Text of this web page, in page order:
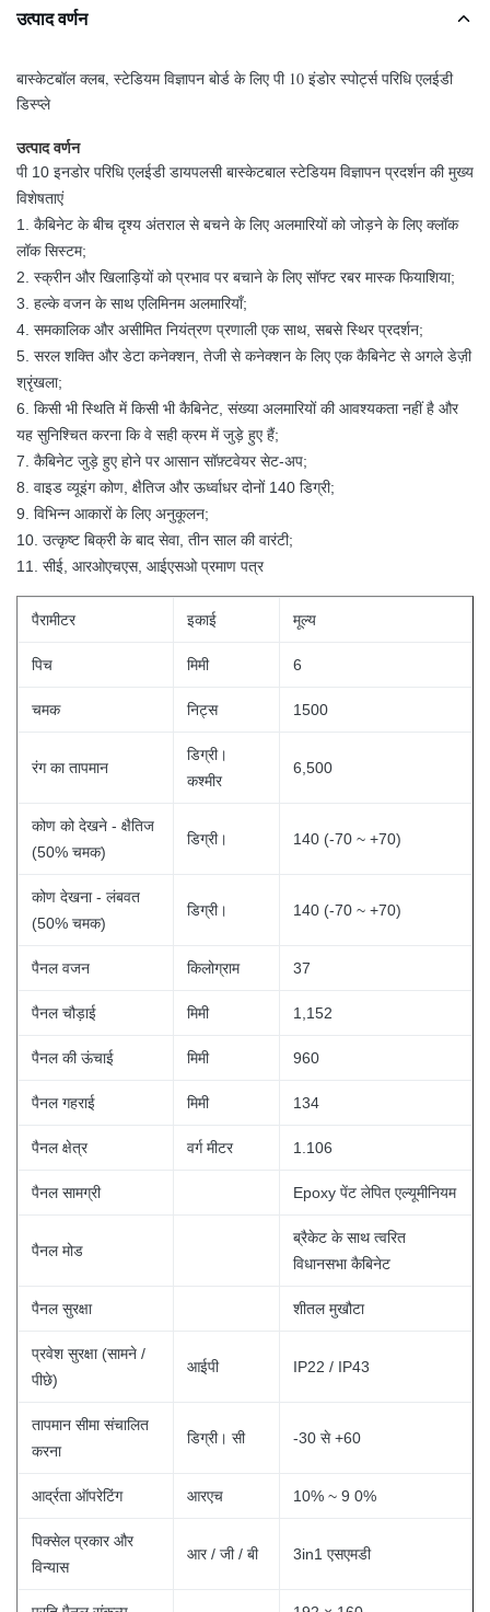
उत्पाद वर्णन
बास्केटबॉल क्लब, स्टेडियम विज्ञापन बोर्ड के लिए पी 10 इंडोर स्पोर्ट्स परिधि एलईडी
डिस्प्ले
उत्पाद वर्णन
पी 10 इनडोर परिधि एलईडी डायपलसी बास्केटबाल स्टेडियम विज्ञापन प्रदर्शन की मुख्य
विशेषताएं
1. कैबिनेट के बीच दृश्य अंतराल से बचने के लिए अलमारियों को जोड़ने के लिए क्लॉक
लॉक सिस्टम;
2. स्क्रीन और खिलाड़ियों को प्रभाव पर बचाने के लिए सॉफ्ट रबर मास्क फियाशिया;
3. हल्के वजन के साथ एलिमिनम अलमारियाँ;
4. समकालिक और असीमित नियंत्रण प्रणाली एक साथ, सबसे स्थिर प्रदर्शन;
5. सरल शक्ति और डेटा कनेक्शन, तेजी से कनेक्शन के लिए एक कैबिनेट से अगले डेज़ी
श्रृंखला;
6. किसी भी स्थिति में किसी भी कैबिनेट, संख्या अलमारियों की आवश्यकता नहीं है और
यह सुनिश्चित करना कि वे सही क्रम में जुड़े हुए हैं;
7. कैबिनेट जुड़े हुए होने पर आसान सॉफ़्टवेयर सेट-अप;
8. वाइड व्यूइंग कोण, क्षैतिज और ऊर्ध्वाधर दोनों 140 डिग्री;
9. विभिन्न आकारों के लिए अनुकूलन;
10. उत्कृष्ट बिक्री के बाद सेवा, तीन साल की वारंटी;
11. सीई, आरओएचएस, आईएसओ प्रमाण पत्र
पैरामीटर इकाई मूल्य
पिच मिमी 6
चमक निट्स 1500
रंग का तापमान
डिग्री।
कश्मीर
6,500
कोण को देखने - क्षैतिज
(50% चमक)
डिग्री। 140 (-70 ~ +70)
कोण देखना - लंबवत
(50% चमक)
डिग्री। 140 (-70 ~ +70)
पैनल वजन किलोग्राम 37
पैनल चौड़ाई मिमी 1,152
पैनल की ऊंचाई मिमी 960
पैनल गहराई मिमी 134
पैनल क्षेत्र वर्ग मीटर 1.106
पैनल सामग्री Epoxy पेंट लेपित एल्यूमीनियम
पैनल मोड
ब्रैकेट के साथ त्वरित
विधानसभा कैबिनेट
पैनल सुरक्षा शीतल मुखौटा
प्रवेश सुरक्षा (सामने /
पीछे)
आईपी IP22 / IP43
तापमान सीमा संचालित
करना
डिग्री। सी -30 से +60
आर्द्रता ऑपरेटिंग आरएच 10% ~ 9 0%
पिक्सेल प्रकार और
विन्यास
आर / जी / बी 3in1 एसएमडी